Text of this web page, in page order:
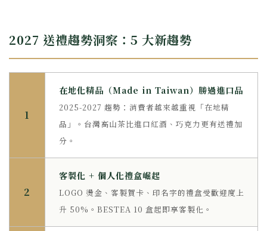
2027 送禮趨勢洞察：5 大新趨勢
1
在地化精品（Made in Taiwan）勝過進口品
2025-2027 趨勢：消費者越來越重視「在地精
品」。台灣高山茶比進口紅酒、巧克力更有送禮加
分。
2
客製化 + 個人化禮盒崛起
LOGO 燙金、客製賀卡、印名字的禮盒受歡迎度上
升 50%。BESTEA 10 盒起即享客製化。